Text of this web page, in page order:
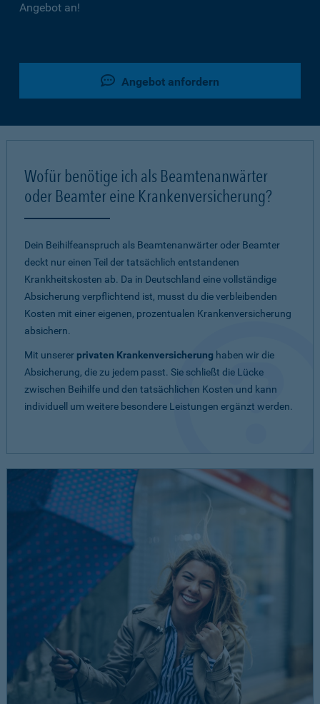
Angebot an!
Angebot anfordern
Wofür benötige ich als Beamtenanwärter
oder Beamter eine Krankenversicherung?
Dein Beihilfeanspruch als Beamtenanwärter oder Beamter
deckt nur einen Teil der tatsächlich entstandenen
Krankheitskosten ab. Da in Deutschland eine vollständige
Absicherung verpflichtend ist, musst du die verbleibenden
Kosten mit einer eigenen, prozentualen Krankenversicherung
absichern.
Mit unserer privaten Krankenversicherung haben wir die
Absicherung, die zu jedem passt. Sie schließt die Lücke
zwischen Beihilfe und den tatsächlichen Kosten und kann
individuell um weitere besondere Leistungen ergänzt werden.